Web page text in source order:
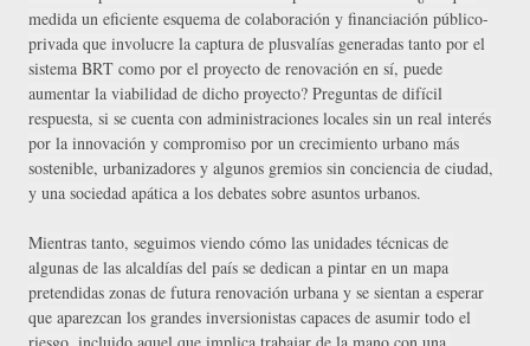
medida un eficiente esquema de colaboración y financiación público-
privada que involucre la captura de plusvalías generadas tanto por el
sistema BRT como por el proyecto de renovación en sí, puede
aumentar la viabilidad de dicho proyecto? Preguntas de difícil
respuesta, si se cuenta con administraciones locales sin un real interés
por la innovación y compromiso por un crecimiento urbano más
sostenible, urbanizadores y algunos gremios sin conciencia de ciudad,
y una sociedad apática a los debates sobre asuntos urbanos.
Mientras tanto, seguimos viendo cómo las unidades técnicas de
algunas de las alcaldías del país se dedican a pintar en un mapa
pretendidas zonas de futura renovación urbana y se sientan a esperar
que aparezcan los grandes inversionistas capaces de asumir todo el